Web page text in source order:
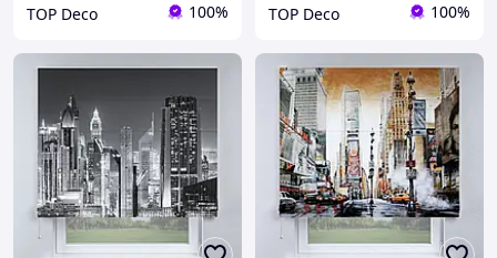
TOP Deco 100% TOP Deco 100%